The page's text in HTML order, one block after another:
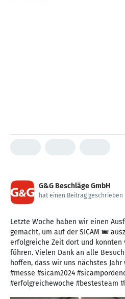
G&G Beschläge GmbH
hat einen Beitrag geschrieben
Letzte Woche haben wir einen
gemacht, um auf der SICAM 🎟
erfolgreiche Zeit dort und konnten
führen. Vielen Dank an alle
hoffen, dass wir uns nächstes Jahr
#messe #sicam2024
#erfolgreichewoche #bestesteam